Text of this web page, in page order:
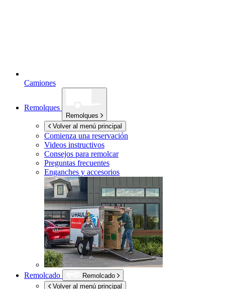
Camiones
Remolques
Remolques
Volver al menú principal
Comienza una reservación
Videos instructivos
Consejos para remolcar
Preguntas frecuentes
Enganches y accesorios
Remolcado
Remolcado
Volver al menú principal